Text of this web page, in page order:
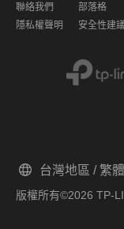
聯絡我們
隱私權聲明
部落格
安全性建
版權所有©2026 TP-
台灣地區 / 繁